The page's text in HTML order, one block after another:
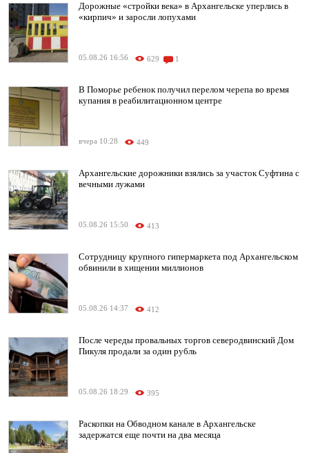
Дорожные «стройки века» в Архангельске уперлись в
«кирпич» и заросли лопухами
05.08.26 16:56 629 1
В Поморье ребенок получил перелом черепа во время
купания в реабилитационном центре
вчера 10:28 449
Архангельские дорожники взялись за участок Суфтина с
вечными лужами
05.08.26 15:50 413
Сотрудницу крупного гипермаркета под Архангельском
обвинили в хищении миллионов
05.08.26 14:37 412
После череды провальных торгов северодвинский Дом
Пикуля продали за один рубль
05.08.26 18:29 395
Раскопки на Обводном канале в Архангельске
задержатся еще почти на два месяца